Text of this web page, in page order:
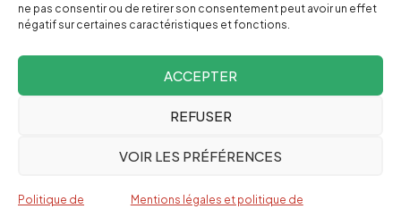
ne pas consentir ou de retirer son consentement peut avoir un effet
négatif sur certaines caractéristiques et fonctions.
ACCEPTER
REFUSER
VOIR LES PRÉFÉRENCES
Politique de Mentions légales et politique de
pour le changer
Espagnol